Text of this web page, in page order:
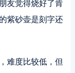
友觉得烧好了肯
紫砂壶是刻字还
难度比较低，但